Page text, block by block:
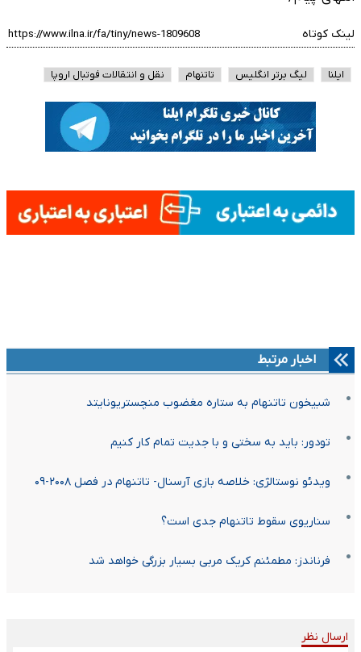
لینک کوتاه
ایلنا لیگ برتر انگلیس تاتنهام نقل و انتقالات فوتبال اروپا
اخبار مرتبط
شبیخون تاتنهام به ستاره مغضوب منچستریونایتد
تودور: باید به سختی و با جدیت تمام کار کنیم
ویدئو نوستالژی: خلاصه بازی آرسنال- تاتنهام در فصل ۲۰۰۸-۰۹‏
سناریوی سقوط تاتنهام جدی است؟
فرناندز: مطمئنم کریک مربی بسیار بزرگی خواهد شد
ارسال نظر